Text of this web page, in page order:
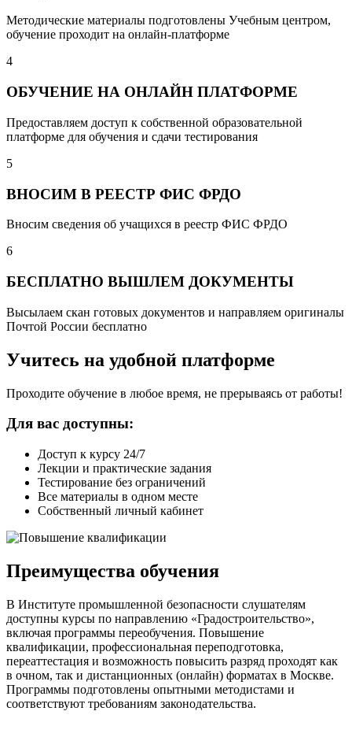
Методические материалы подготовлены Учебным центром,
обучение проходит на онлайн-платформе
4
ОБУЧЕНИЕ НА ОНЛАЙН ПЛАТФОРМЕ
Предоставляем доступ к собственной образовательной
платформе для обучения и сдачи тестирования
5
ВНОСИМ В РЕЕСТР ФИС ФРДО
Вносим сведения об учащихся в реестр ФИС ФРДО
6
БЕСПЛАТНО ВЫШЛЕМ ДОКУМЕНТЫ
Высылаем скан готовых документов и направляем оригиналы
Почтой России бесплатно
Учитесь на удобной платформе
Проходите обучение в любое время, не прерываясь от работы!
Для вас доступны:
Доступ к курсу 24/7
Лекции и практические задания
Тестирование без ограничений
Все материалы в одном месте
Собственный личный кабинет
Преимущества обучения
В Институте промышленной безопасности слушателям
доступны курсы по направлению «Градостроительство»,
включая программы переобучения. Повышение
квалификации, профессиональная переподготовка,
переаттестация и возможность повысить разряд проходят как
в очном, так и дистанционных (онлайн) форматах в Москве.
Программы подготовлены опытными методистами и
соответствуют требованиям законодательства.